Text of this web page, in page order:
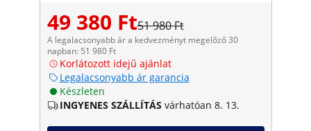
49 380 Ft51 980 Ft
A legalacsonyabb ár a kedvezményt megelőző 30
napban: 51 980 Ft
Korlátozott idejű ajánlat
Legalacsonyabb ár garancia
Készleten
INGYENES SZÁLLÍTÁS várhatóan 8. 13.